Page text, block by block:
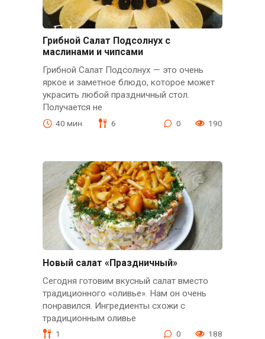
Грибной Салат Подсолнух с
маслинами и чипсами
Грибной Салат Подсолнух — это очень
яркое и заметное блюдо, которое может
украсить любой праздничный стол.
Получается не
40 мин. 6 0 190
Новый салат «Праздничный»
Сегодня готовим вкусный салат вместо
традиционного «оливье». Нам он очень
понравился. Ингредиенты схожи с
традиционным оливье
1 0 188